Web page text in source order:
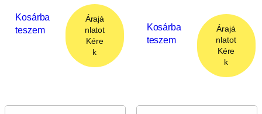
Kosárba
teszem
Árajá
nlatot
Kére
k
Kosárba
teszem
Árajá
nlatot
Kére
k